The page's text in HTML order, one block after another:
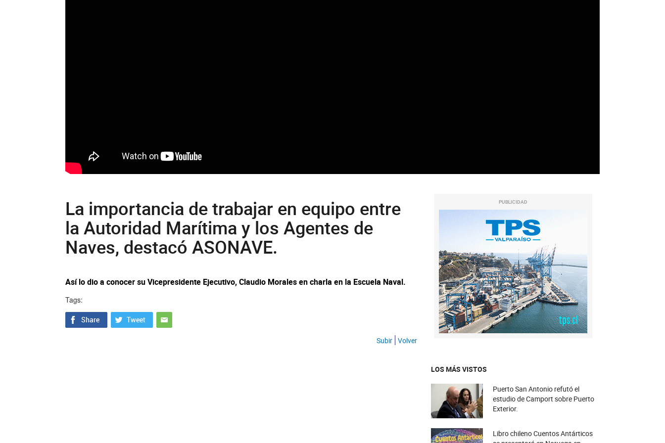
La importancia de trabajar en equipo entre
la Autoridad Marítima y los Agentes de
Naves, destacó ASONAVE.
Así lo dio a conocer su Vicepresidente Ejecutivo, Claudio Morales en charla en la Escuela Naval.
Tags:
Subir Volver
PUBLICIDAD
LOS MÁS VISTOS
Puerto San Antonio refutó el
estudio de Camport sobre Puerto
Exterior.
Libro chileno Cuentos Antárticos